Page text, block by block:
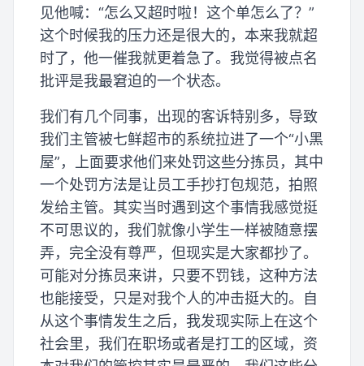
见他喊：“怎么又超时啦！这个单怎么了？”
这个时候我的压力还是很大的，本来我就超
时了，他一催我就更着急了。我觉得被点名
批评是我最窘迫的一个状态。
我们有几个同事，出现的客诉特别多，导致
我们主管被七鲜超市的系统拉进了一个“小黑
屋”，上面要求他们来处罚这些分拣员，其中
一个处罚方法是让员工手抄打包规范，拍照
发给主管。其实当时遇到这个事情我感觉挺
不可思议的，我们就像小学生一样被随意摆
弄，完全没有尊严，但现实是大家都抄了。
可能对分拣员来讲，只要不罚钱，这种方法
也能接受，只是对我个人的冲击挺大的。自
从这个事情发生之后，我发现实际上在这个
社会里，我们在职场或者是打工的区域，资